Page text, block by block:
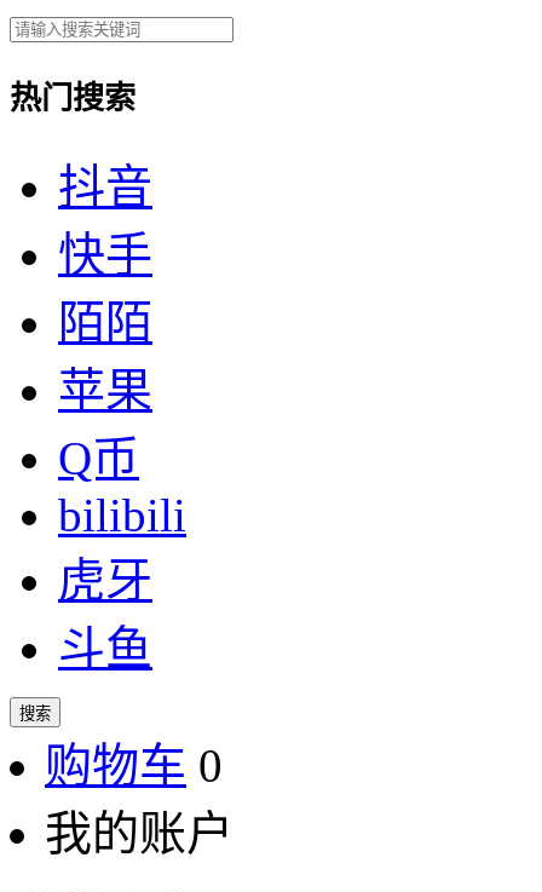
热门搜索
抖音
快手
陌陌
苹果
Q币
bilibili
虎牙
斗鱼
搜索
购物车 0
我的账户